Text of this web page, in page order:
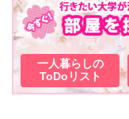
一人暮らしの
ToDoリスト